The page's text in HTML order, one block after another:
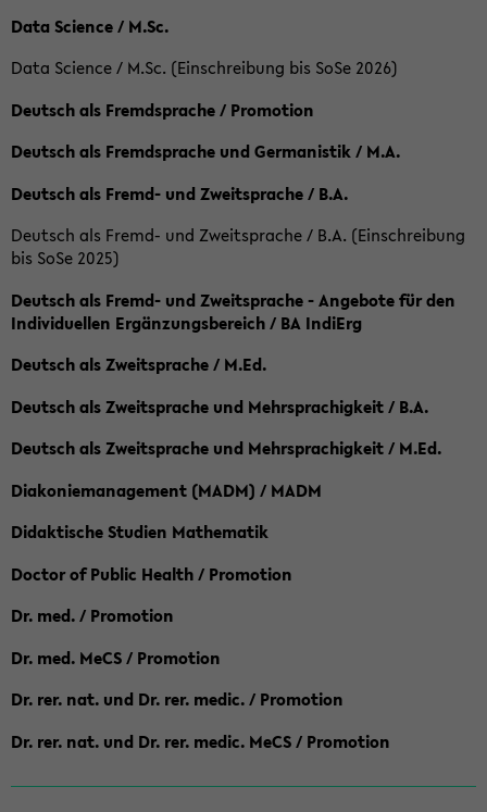
Data Science / M.Sc.
Data Science / M.Sc. (Einschreibung bis SoSe 2026)
Deutsch als Fremdsprache / Promotion
Deutsch als Fremdsprache und Germanistik / M.A.
Deutsch als Fremd- und Zweitsprache / B.A.
Deutsch als Fremd- und Zweitsprache / B.A. (Einschreibung
bis SoSe 2025)
Deutsch als Fremd- und Zweitsprache - Angebote für den
Individuellen Ergänzungsbereich / BA IndiErg
Deutsch als Zweitsprache / M.Ed.
Deutsch als Zweitsprache und Mehrsprachigkeit / B.A.
Deutsch als Zweitsprache und Mehrsprachigkeit / M.Ed.
Diakoniemanagement (MADM) / MADM
Didaktische Studien Mathematik
Doctor of Public Health / Promotion
Dr. med. / Promotion
Dr. med. MeCS / Promotion
Dr. rer. nat. und Dr. rer. medic. / Promotion
Dr. rer. nat. und Dr. rer. medic. MeCS / Promotion